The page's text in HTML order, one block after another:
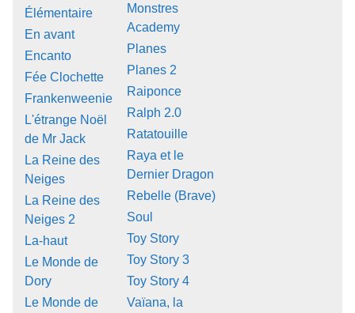
Élémentaire
En avant
Encanto
Fée Clochette
Frankenweenie
L'étrange Noël
de Mr Jack
La Reine des
Neiges
La Reine des
Neiges 2
La-haut
Le Monde de
Dory
Le Monde de
Monstres
Academy
Planes
Planes 2
Raiponce
Ralph 2.0
Ratatouille
Raya et le
Dernier Dragon
Rebelle (Brave)
Soul
Toy Story
Toy Story 3
Toy Story 4
Vaïana, la